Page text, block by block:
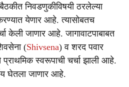
निवडणुकीविषयी ठरलेल्या
येणार आहे. त्यासोबतच
केली जाणार आहे. जागावाटपाबाबत
(Shivsena) व शरद पवार
प्राथमिक स्वरूपाची चर्चा झाली आहे.
घेतला जाणार आहे.